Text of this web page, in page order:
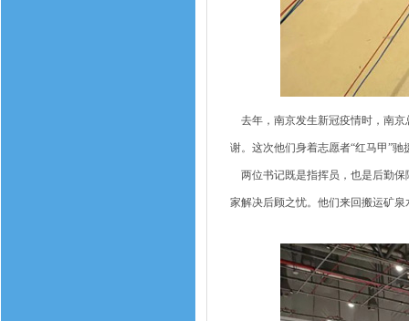
去年，南京发生新冠疫情时，南京
谢。这次他们身着志愿者“红马甲”
两位书记既是指挥员，也是后勤保
家解决后顾之忧。他们来回搬运矿